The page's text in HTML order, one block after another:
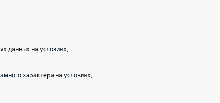
данных на условиях,
характера на условиях,